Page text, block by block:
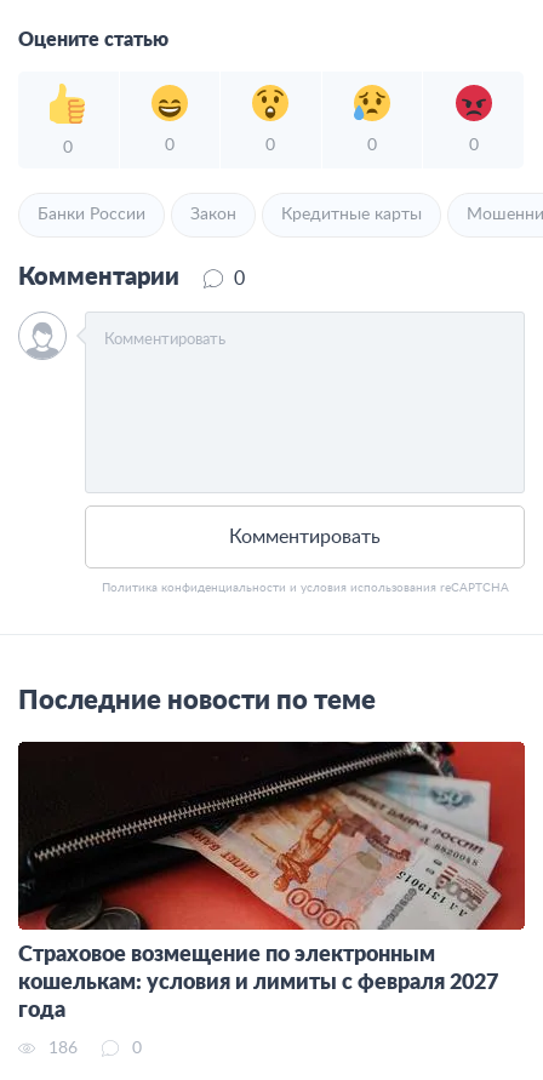
Оцените статью
0 0 0 0 0
Банки России Закон Кредитные карты
Комментарии 0
Комментировать
Политика конфиденциальности и условия использования reCAPTCHA
Последние новости по теме
Страховое возмещение по электронным
кошелькам: условия и лимиты с февраля 2027
года
186 0